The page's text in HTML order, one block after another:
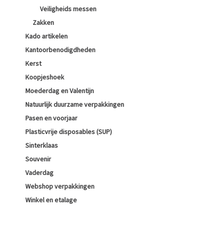
Veiligheids messen
Zakken
Kado artikelen
Kantoorbenodigdheden
Kerst
Koopjeshoek
Moederdag en Valentijn
Natuurlijk duurzame verpakkingen
Pasen en voorjaar
Plasticvrije disposables (SUP)
Sinterklaas
Souvenir
Vaderdag
Webshop verpakkingen
Winkel en etalage